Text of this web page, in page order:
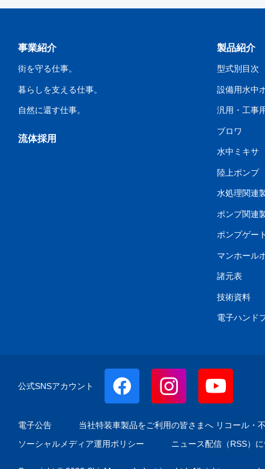
事業紹介
街を守る仕事。
暮らしを支える仕事。
自然に還す仕事。
流体採用
製品紹介
型式別目次
設備用水中
汎用・工事
ブロワ
水中ミキサ
陸上ポンプ
水処理関連
ポンプ関連
ポンプゲー
マンホール
諸元表
技術資料
電子ハンド
公式SNSアカウント
電子公告 当社特装車製品をご利用の皆さまへ リコール・
ソーシャルメディア運用ポリシー
ニュース配信（RSS）